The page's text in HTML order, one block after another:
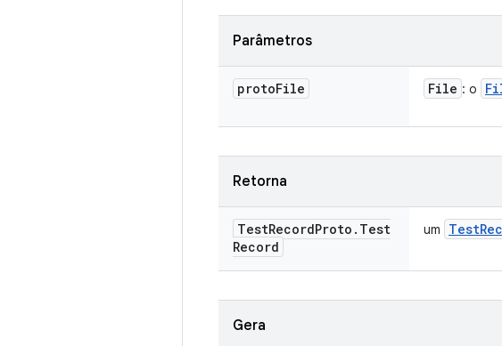
Parâmetros
protoFile File : o
Retorna
TestRecordProto . Test
Record
um Test
Gera